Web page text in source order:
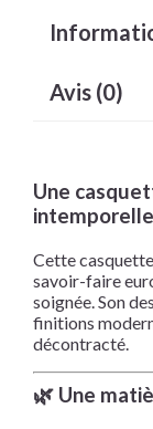
Avis (0)
Une
intemporelle
Cette
savoir-faire
soignée. Son
finitions
décontracté.
🌿 Une